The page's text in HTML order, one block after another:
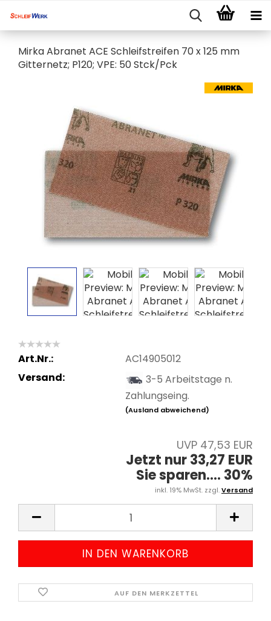
Mirka Abranet ACE Schleifstreifen 70 x 125 mm
Gitternetz; P120; VPE: 50 Stck/Pck
Art.Nr.:
AC14905012
Versand:
3-5 Arbeitstage n.
Zahlungseing.
(Ausland abweichend)
UVP 47,53 EUR
Jetzt nur 33,27 EUR
Sie sparen.... 30%
inkl. 19% MwSt. zzgl.Versand
AUF DEN MERKZETTEL